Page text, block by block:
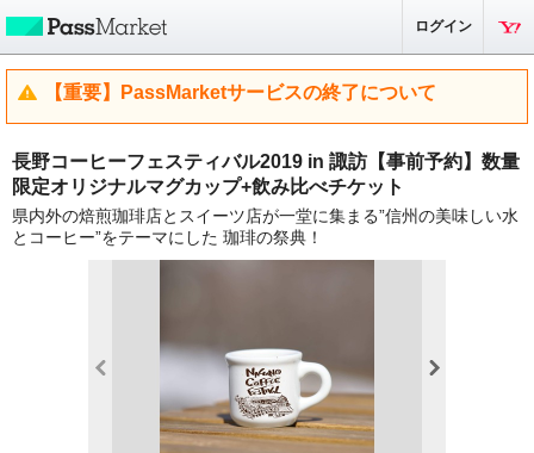
ログイン
【重要】PassMarketサービスの終了について
長野コーヒーフェスティバル2019 in 諏訪【事前予約】数量
限定オリジナルマグカップ+飲み比べチケット
県内外の焙煎珈琲店とスイーツ店が一堂に集まる”信州の美味しい水
とコーヒー”をテーマにした 珈琲の祭典！